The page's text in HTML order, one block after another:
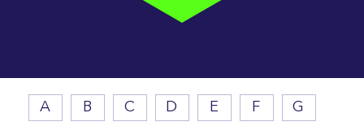
A B C D E F G